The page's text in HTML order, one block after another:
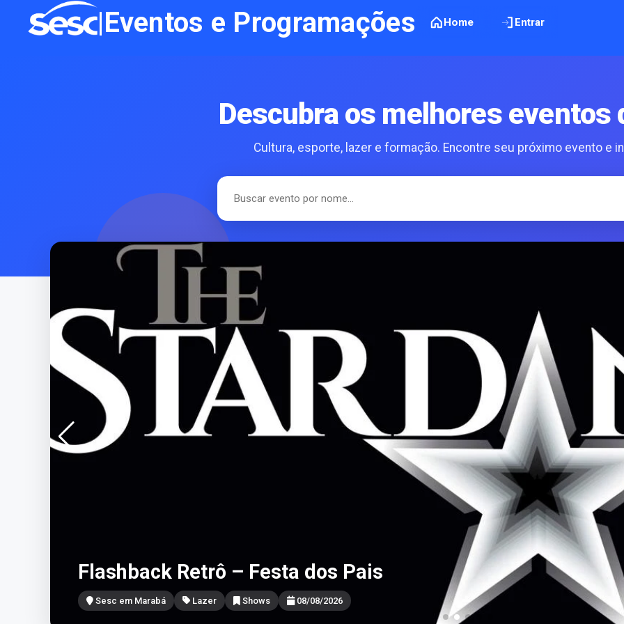
|Eventos e Programações Home Entrar
Descubra os melhores eventos
Cultura, esporte, lazer e formação. Encontre seu próximo evento e
Flashback Retrô – Festa dos Pais
Sesc em Marabá Lazer Shows 08/08/2026